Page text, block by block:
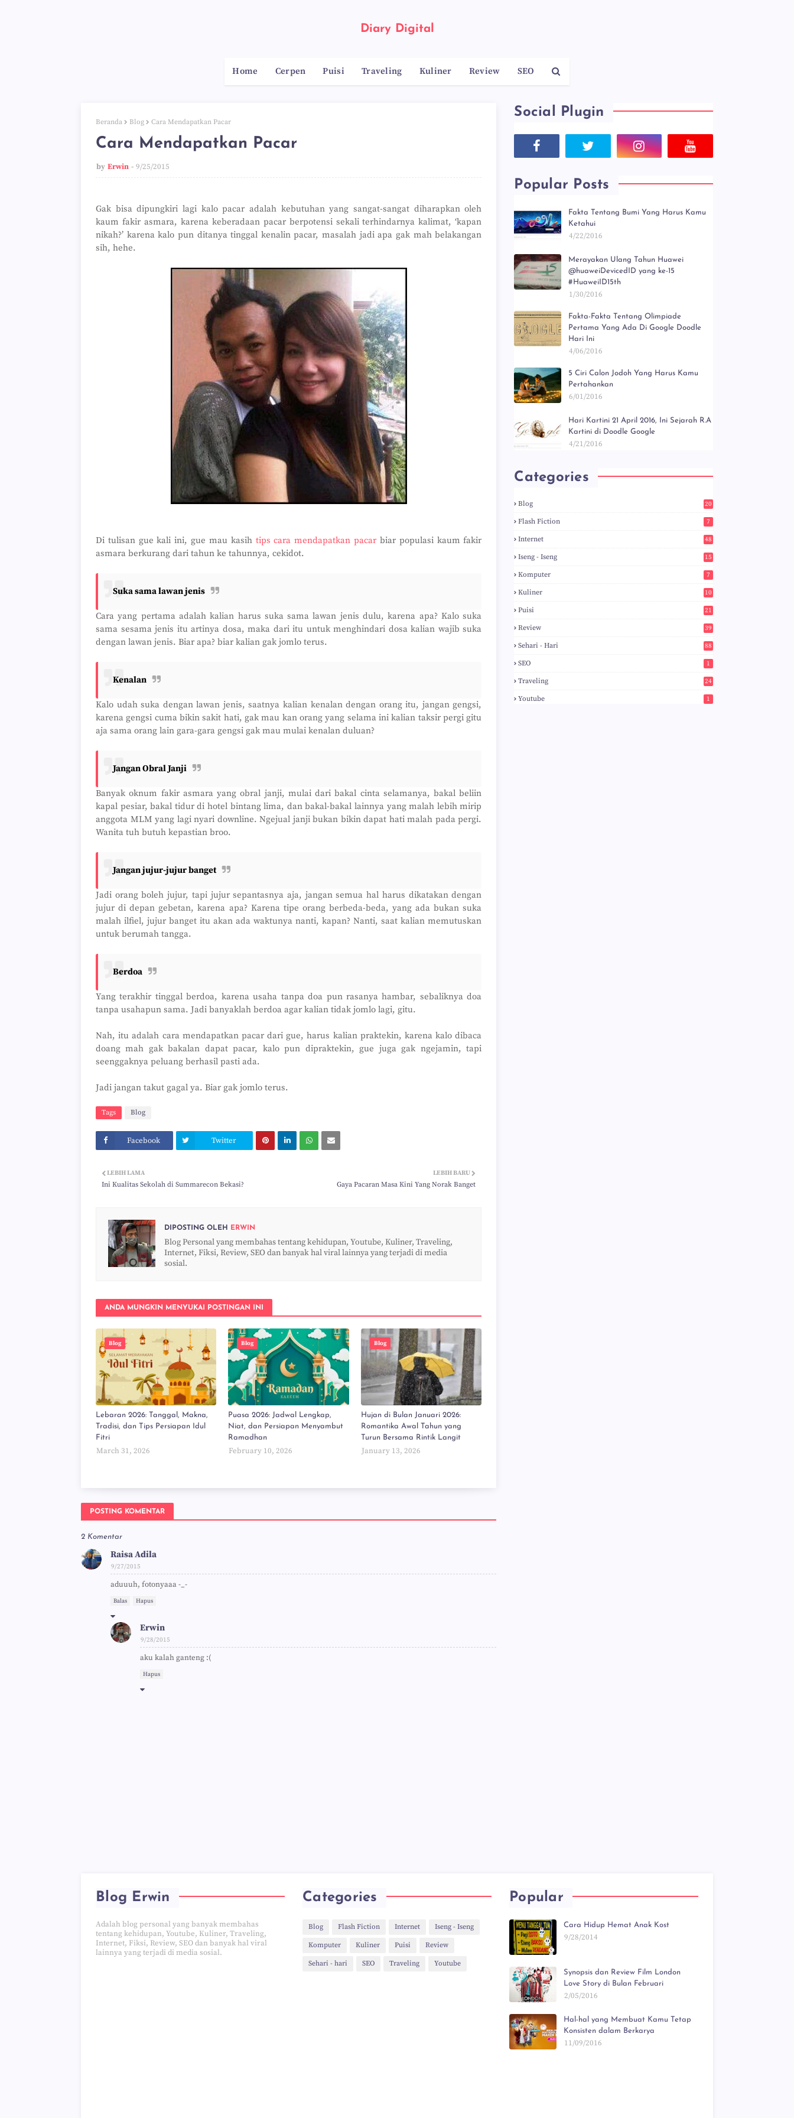
Diary Digital
Home Cerpen Puisi Traveling Kuliner Review SEO
Beranda Blog Cara Mendapatkan Pacar
Cara Mendapatkan Pacar
by Erwin 9/25/2015
Gak bisa dipungkiri lagi kalo pacar adalah kebutuhan yang sangat-sangat diharapkan oleh
kaum fakir asmara, karena keberadaan pacar berpotensi sekali terhindarnya kalimat, ‘kapan
nikah?’ karena kalo pun ditanya tinggal kenalin pacar, masalah jadi apa gak mah belakangan
sih, hehe.
Di tulisan gue kali ini, gue mau kasih tips cara mendapatkan pacarbiar populasi kaum fakir
asmara berkurang dari tahun ke tahunnya, cekidot.
Suka sama lawan jenis
Cara yang pertama adalah kalian harus suka sama lawan jenis dulu, karena apa? Kalo suka
sama sesama jenis itu artinya dosa, maka dari itu untuk menghindari dosa kalian wajib suka
dengan lawan jenis. Biar apa? biar kalian gak jomlo terus.
Kenalan
Kalo udah suka dengan lawan jenis, saatnya kalian kenalan dengan orang itu, jangan gengsi,
karena gengsi cuma bikin sakit hati, gak mau kan orang yang selama ini kalian taksir pergi gitu
aja sama orang lain gara-gara gengsi gak mau mulai kenalan duluan?
Jangan Obral Janji
Banyak oknum fakir asmara yang obral janji, mulai dari bakal cinta selamanya, bakal beliin
kapal pesiar, bakal tidur di hotel bintang lima, dan bakal-bakal lainnya yang malah lebih mirip
anggota MLM yang lagi nyari downline. Ngejual janji bukan bikin dapat hati malah pada pergi.
Wanita tuh butuh kepastian broo.
Jangan jujur-jujur banget
Jadi orang boleh jujur, tapi jujur sepantasnya aja, jangan semua hal harus dikatakan dengan
jujur di depan gebetan, karena apa? Karena tipe orang berbeda-beda, yang ada bukan suka
malah ilfiel, jujur banget itu akan ada waktunya nanti, kapan? Nanti, saat kalian memutuskan
untuk berumah tangga.
Berdoa
Yang terakhir tinggal berdoa, karena usaha tanpa doa pun rasanya hambar, sebaliknya doa
tanpa usahapun sama. Jadi banyaklah berdoa agar kalian tidak jomlo lagi, gitu.
Nah, itu adalah cara mendapatkan pacar dari gue, harus kalian praktekin, karena kalo dibaca
doang mah gak bakalan dapat pacar, kalo pun dipraktekin, gue juga gak ngejamin, tapi
seenggaknya peluang berhasil pasti ada.
Jadi jangan takut gagal ya. Biar gak jomlo terus.
Tags Blog
Facebook Twitter
LEBIH BARU
Gaya Pacaran Masa Kini Yang Norak Banget
LEBIH LAMA
Ini Kualitas Sekolah di Summarecon Bekasi?
DIPOSTING OLEH ERWIN
Blog Personal yang membahas tentang kehidupan, Youtube, Kuliner, Traveling,
Internet, Fiksi, Review, SEO dan banyak hal viral lainnya yang terjadi di media
sosial.
ANDA MUNGKIN MENYUKAI POSTINGAN INI
Blog
Lebaran 2026: Tanggal, Makna,
Tradisi, dan Tips Persiapan Idul
Fitri
March 31, 2026
Blog
Puasa 2026: Jadwal Lengkap,
Niat, dan Persiapan Menyambut
Ramadhan
February 10, 2026
Blog
Hujan di Bulan Januari 2026:
Romantika Awal Tahun yang
Turun Bersama Rintik Langit
January 13, 2026
POSTING KOMENTAR
2 Komentar
Raisa Adila
9/27/2015
aduuuh, fotonyaaa -_-
Balas Hapus
Erwin
9/28/2015
aku kalah ganteng :(
Hapus
Social Plugin
Popular Posts
Fakta Tentang Bumi Yang Harus Kamu
Ketahui
4/22/2016
Merayakan Ulang Tahun Huawei
@huaweiDevicedID yang ke-15
#HuaweiID15th
1/30/2016
Fakta-Fakta Tentang Olimpiade
Pertama Yang Ada Di Google Doodle
Hari Ini
4/06/2016
5 Ciri Calon Jodoh Yang Harus Kamu
Pertahankan
6/01/2016
Hari Kartini 21 April 2016, Ini Sejarah R.A
Kartini di Doodle Google
4/21/2016
Categories
Blog
20
Flash Fiction 7
Internet 48
Iseng - Iseng 15
Komputer 7
Kuliner 10
Puisi 21
Review 39
Sehari - Hari 88
SEO 1
Traveling 24
Youtube 1
Blog Erwin
Adalah blog personal yang banyak membahas
tentang kehidupan, Youtube, Kuliner, Traveling,
Internet, Fiksi, Review, SEO dan banyak hal viral
lainnya yang terjadi di media sosial.
Categories
Blog Flash Fiction Internet Iseng - Iseng
Komputer Kuliner Puisi Review
Sehari - hari SEO Traveling Youtube
Popular
Cara Hidup Hemat Anak Kost
9/28/2014
Synopsis dan Review Film London
Love Story di Bulan Februari
2/05/2016
Hal-hal yang Membuat Kamu Tetap
Konsisten dalam Berkarya
11/09/2016